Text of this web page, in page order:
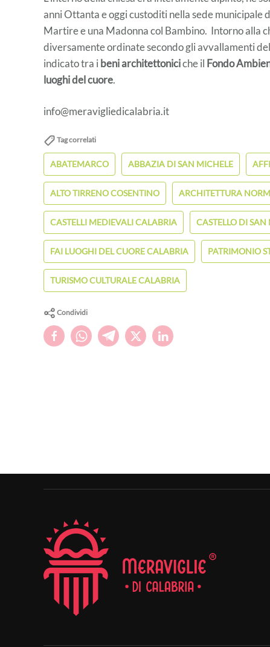
anni Ottanta e oggi custoditi nella sede
Martire e una Madonna col Bambino. Intorno alla
diversamente ordinate secondo gli avvallamenti
indicato tra i beni architettoniciche il Fondo
luoghi del cuore.
info@meravigliedicalabria.it
Tag correlati
ABATEMARCO ABBAZIA DI SAN MICHELE
ALTO TIRRENO COSENTINO ARCHITETTURA
CASTELLI MEDIEVALI CALABRIA CASTELLO DI
FAI LUOGHI DEL CUORE CALABRIA PATRIMONIO
TURISMO CULTURALE CALABRIA
Condividi